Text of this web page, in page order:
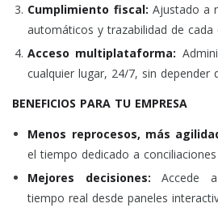
Cumplimiento fiscal: Ajustado a
automáticos y trazabilidad de cada
Acceso multiplataforma:
cualquier lugar, 24/7, sin depender
BENEFICIOS PARA TU EMPRESA
Menos reprocesos, más
el tiempo dedicado a
Mejores decisiones: Accede
tiempo real desde paneles